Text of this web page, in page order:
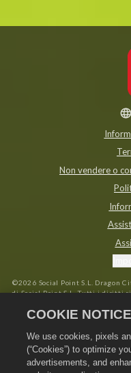
Non vendere o
©2026 Social Point S.L. Dragon
di Social Point S.L. Tutti i diritti
e i prezzi
COOKIE NOTICE
We use cookies, pixels
(“Cookies”) to optimize
advertisements, and